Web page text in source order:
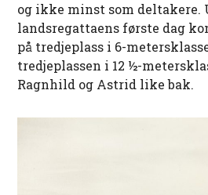
og ikke minst som deltakere.
landsregattaens første dag
på tredjeplass i 6-
tredjeplassen i 12 ½-
Ragnhild og Astrid like bak.